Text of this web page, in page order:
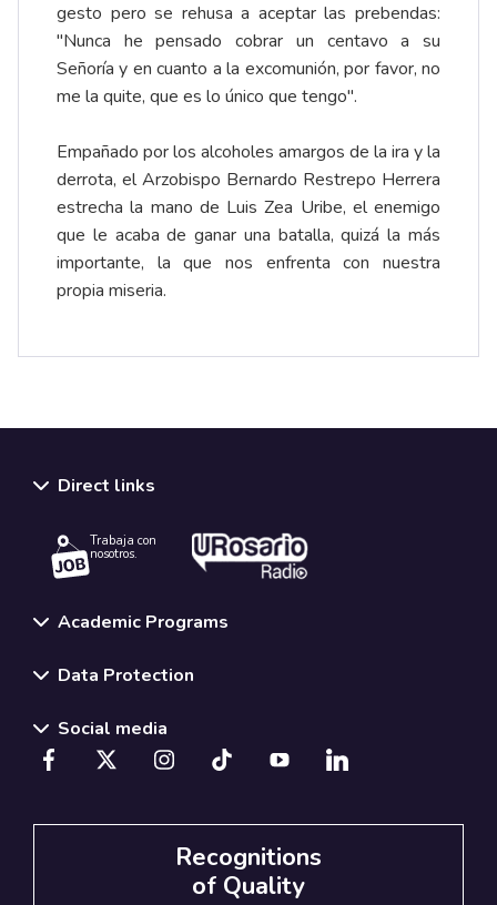
gesto pero se rehusa a aceptar las prebendas:
"Nunca he pensado cobrar un centavo a su
Señoría y en cuanto a la excomunión, por favor, no
me la quite, que es lo único que tengo".
Empañado por los alcoholes amargos de la ira y la
derrota, el Arzobispo Bernardo Restrepo Herrera
estrecha la mano de Luis Zea Uribe, el enemigo
que le acaba de ganar una batalla, quizá la más
importante, la que nos enfrenta con nuestra
propia miseria.
Direct links
Trabaja con
nosotros.
Academic Programs
Data Protection
Social media
Recognitions
of Quality